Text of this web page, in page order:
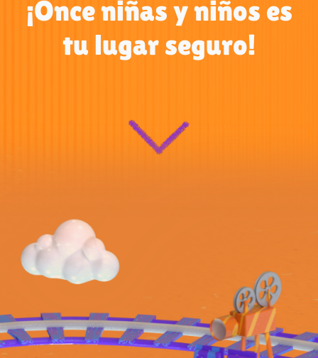
¡Once niñas y niños es
tu lugar seguro!